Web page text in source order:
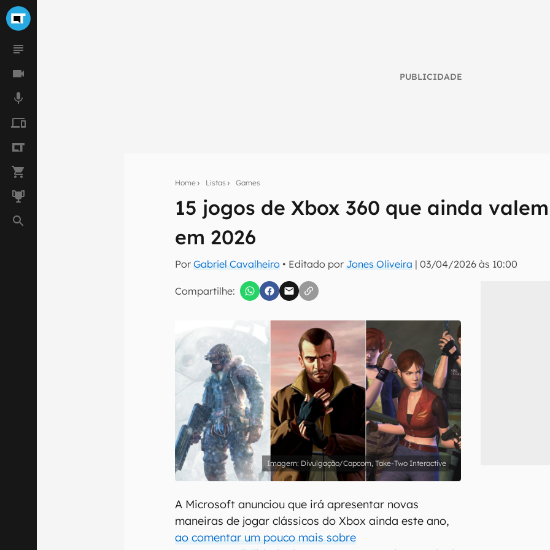
PUBLICIDADE
Home Listas Games
15 jogos de Xbox 360 que ainda
em 2026
PorGabriel Cavalheiro • Editado por Jones Oliveira |03/04/2026 às 10:00
Compartilhe:
Seu resumo inteligente do mundo tech!
Assine a newsletter do Canaltech e receba notícias e reviews sobre tecnologia
Confirmo que li, aceito e concordo com os Termos de Uso e Política de Privacidade do
Divulgação/Capcom, Take-Two Interactive
A Microsoft anunciou que irá apresentar novas
maneiras de jogar clássicos do Xbox ainda este ano,
ao comentar um pouco mais sobre